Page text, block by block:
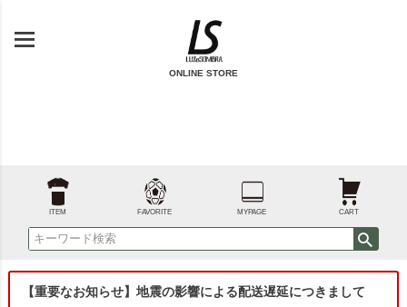
ONLINE STORE
ITEM FAVORITE MYPAGE CART
【重要なお知らせ】地震の影響による配送遅延につきまして